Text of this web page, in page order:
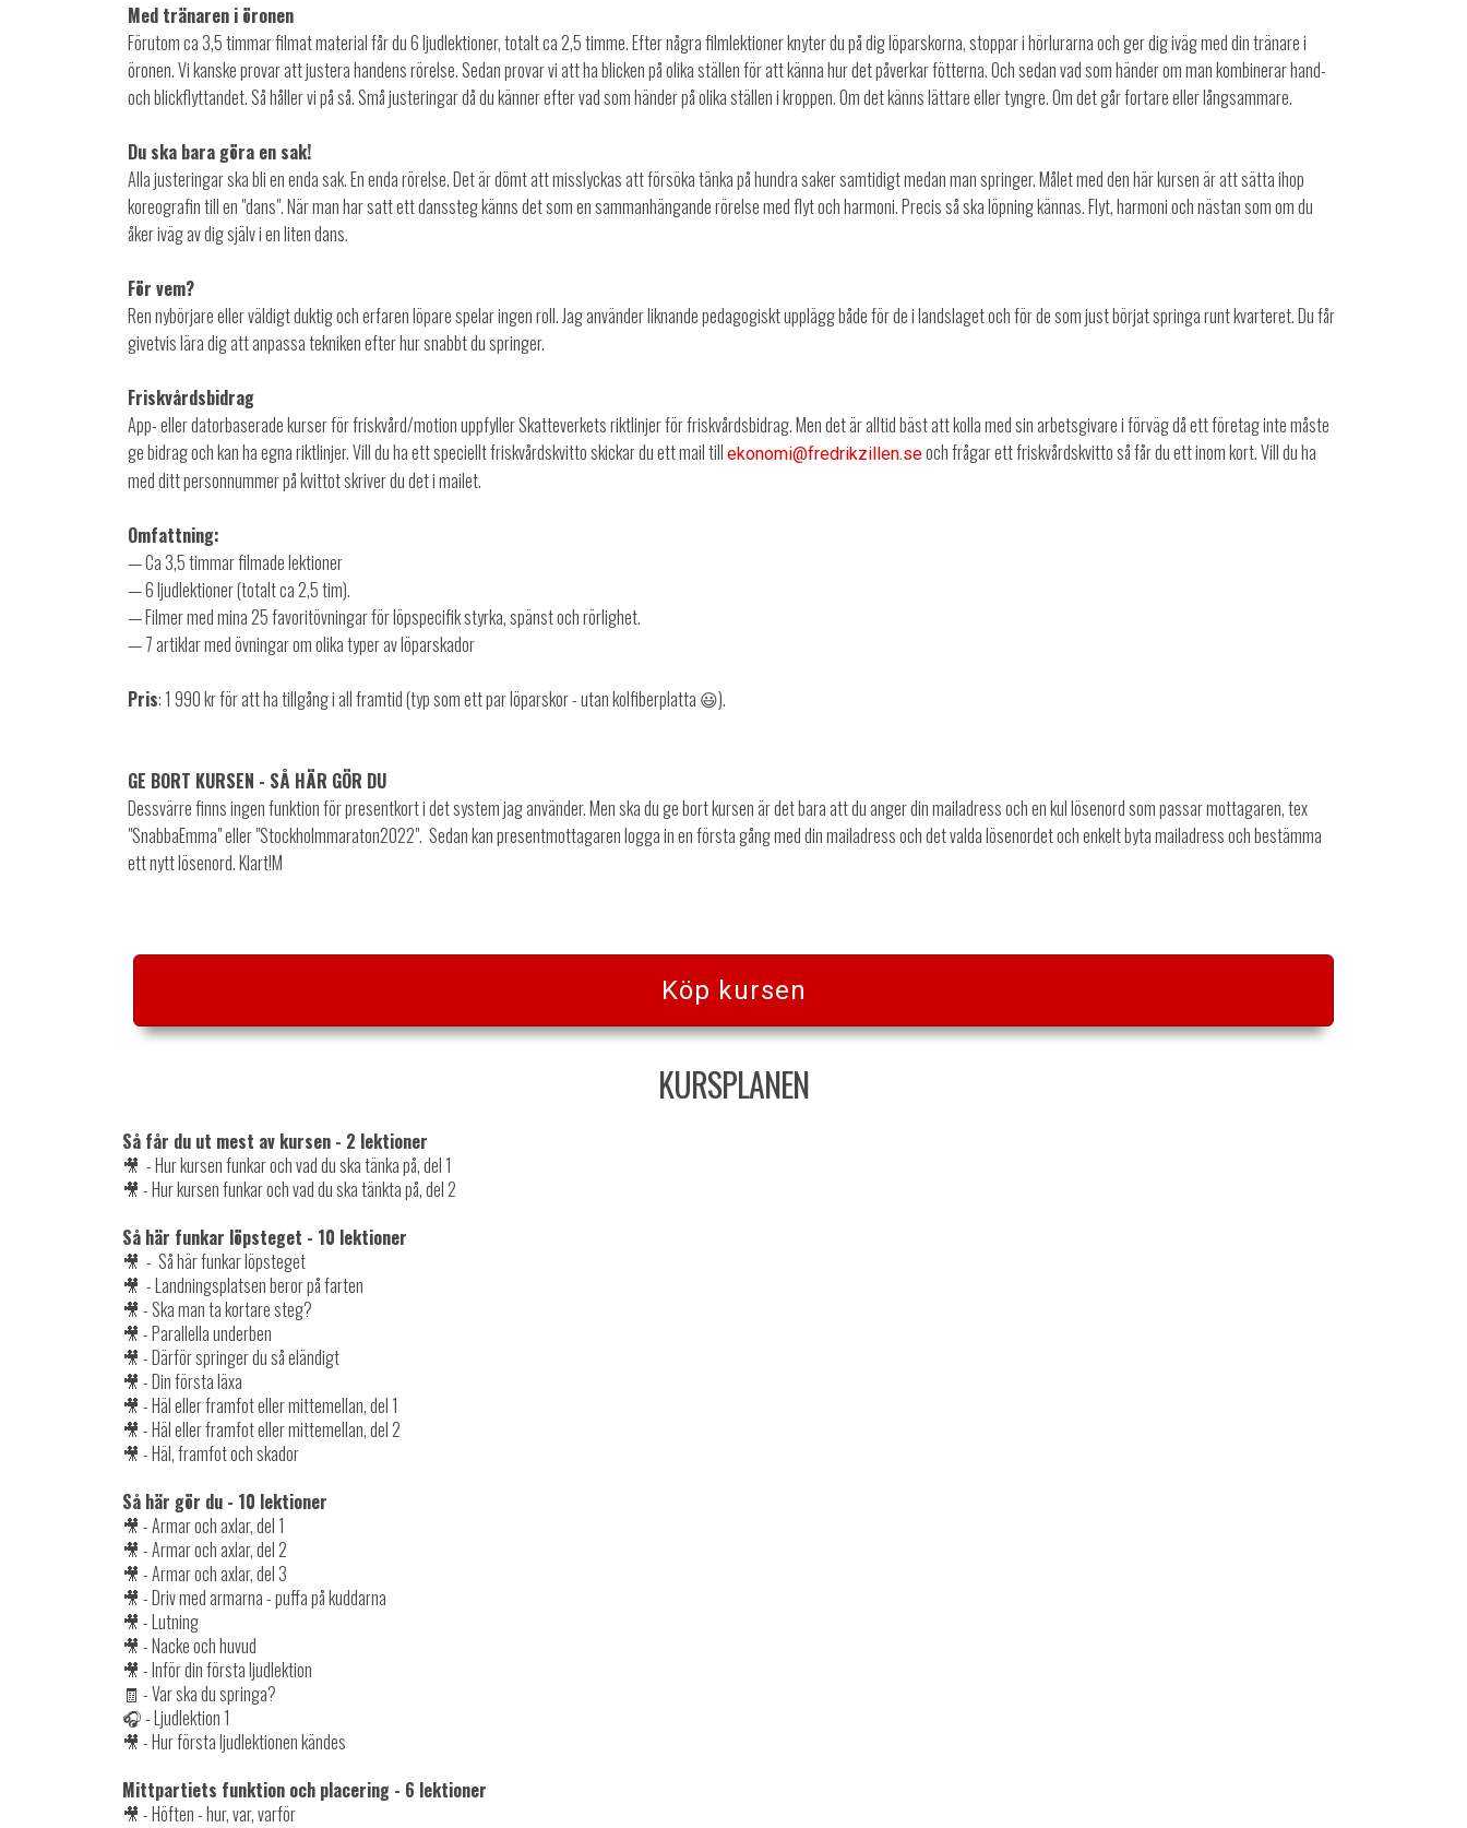
Med tränaren i öronen
Förutom ca 3,5 timmar filmat material får du 6 ljudlektioner, totalt ca 2,5 timme. Efter några filmlektioner knyter du på dig löparskorna, stoppar i hörlurarna och ger dig iväg med din tränare i
öronen. Vi kanske provar att justera handens rörelse. Sedan provar vi att ha blicken på olika ställen för att känna hur det påverkar fötterna. Och sedan vad som händer om man kombinerar hand-
och blickflyttandet. Så håller vi på så. Små justeringar då du känner efter vad som händer på olika ställen i kroppen. Om det känns lättare eller tyngre. Om det går fortare eller långsammare.
Du ska bara göra en sak!
Alla justeringar ska bli en enda sak. En enda rörelse. Det är dömt att misslyckas att försöka tänka på hundra saker samtidigt medan man springer. Målet med den här kursen är att sätta ihop
koreografin till en "dans". När man har satt ett danssteg känns det som en sammanhängande rörelse med flyt och harmoni. Precis så ska löpning kännas. Flyt, harmoni och nästan som om du
åker iväg av dig själv i en liten dans.
För vem?
Ren nybörjare eller väldigt duktig och erfaren löpare spelar ingen roll. Jag använder liknande pedagogiskt upplägg både för de i landslaget och för de som just börjat springa runt kvarteret. Du får
givetvis lära dig att anpassa tekniken efter hur snabbt du springer.
Friskvårdsbidrag
App- eller datorbaserade kurser för friskvård/motion uppfyller Skatteverkets riktlinjer för friskvårdsbidrag. Men det är alltid bäst att kolla med sin arbetsgivare i förväg då ett företag inte måste
ge bidrag och kan ha egna riktlinjer. Vill du ha ett speciellt friskvårdskvitto skickar du ett mail till ekonomi@fredrikzillen.seoch frågar ett friskvårdskvitto så får du ett inom kort. Vill du ha
med ditt personnummer på kvittot skriver du det i mailet.
Omfattning:
— Ca 3,5 timmar filmade lektioner
— 6 ljudlektioner (totalt ca 2,5 tim).
— Filmer med mina 25 favoritövningar för löpspecifik styrka, spänst och rörlighet.
— 7 artiklar med övningar om olika typer av löparskador
Pris: 1 990 kr för att ha tillgång i all framtid (typ som ett par löparskor - utan kolfiberplatta 😃).
GE BORT KURSEN - SÅ HÄR GÖR DU
Dessvärre finns ingen funktion för presentkort i det system jag använder. Men ska du ge bort kursen är det bara att du anger din mailadress och en kul lösenord som passar mottagaren, tex
"SnabbaEmma" eller "Stockholmmaraton2022". Sedan kan presentmottagaren logga in en första gång med din mailadress och det valda lösenordet och enkelt byta mailadress och bestämma
ett nytt lösenord. Klart!M
Köp kursen
KURSPLANEN
Så får du ut mest av kursen - 2 lektioner
🎥 - Hur kursen funkar och vad du ska tänka på, del 1
🎥 - Hur kursen funkar och vad du ska tänkta på, del 2
Så här funkar löpsteget - 10 lektioner
🎥 - Så här funkar löpsteget
🎥 - Landningsplatsen beror på farten
🎥 - Ska man ta kortare steg?
🎥 - Parallella underben
🎥 - Därför springer du så eländigt
🎥 - Din första läxa
🎥 - Häl eller framfot eller mittemellan, del 1
🎥 - Häl eller framfot eller mittemellan, del 2
🎥 - Häl, framfot och skador
Så här gör du - 10 lektioner
🎥 - Armar och axlar, del 1
🎥 - Armar och axlar, del 2
🎥 - Armar och axlar, del 3
🎥 - Driv med armarna - puffa på kuddarna
🎥 - Lutning
🎥 - Nacke och huvud
🎥 - Inför din första ljudlektion
🧾 - Var ska du springa?
🎧 - Ljudlektion 1
🎥 - Hur första ljudlektionen kändes
Mittpartiets funktion och placering - 6 lektioner
🎥 - Höften - hur, var, varför